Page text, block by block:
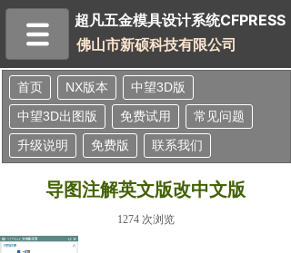
超凡五金模具设计
超凡五金模具设计系统CFPRESS
佛山市新硕科技有限公司
首页 NX版本
中望3D版
中望3D出图版
免费试用
常见问题
升级说明
免费版 联系我们
导图注解英文版改中文版
1274 次浏览